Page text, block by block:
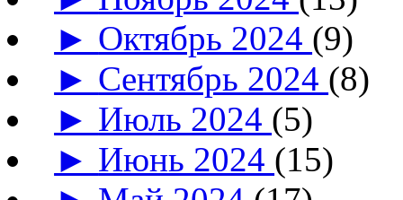
► Октябрь 2024 (9)
► Сентябрь 2024 (8)
► Июль 2024 (5)
► Июнь 2024 (15)